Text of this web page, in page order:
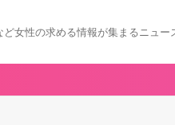
女性の求める情報が集まるニュー